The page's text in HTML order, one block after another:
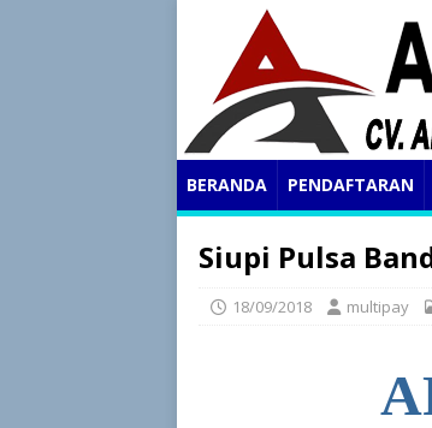
BERANDA PENDAFTARAN
Siupi Pulsa
18/09/2018 multipay